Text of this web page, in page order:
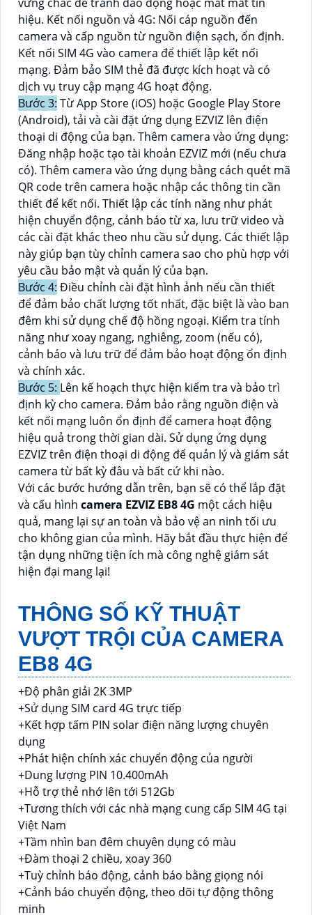
hiệu. Kết nối nguồn và 4G: Nối cáp nguồn đến
camera và cấp nguồn từ nguồn điện sạch, ổn định.
Kết nối SIM 4G vào camera để thiết lập kết nối
mạng. Đảm bảo SIM thẻ đã được kích hoạt và có
dịch vụ truy cập mạng 4G hoạt động.
Bước 3: Từ App Store (iOS) hoặc Google Play Store
(Android), tải và cài đặt ứng dụng EZVIZ lên điện
thoại di động của bạn. Thêm camera vào ứng dụng:
Đăng nhập hoặc tạo tài khoản EZVIZ mới (nếu chưa
có). Thêm camera vào ứng dụng bằng cách quét mã
QR code trên camera hoặc nhập các thông tin cần
thiết để kết nối. Thiết lập các tính năng như phát
hiện chuyển động, cảnh báo từ xa, lưu trữ video và
các cài đặt khác theo nhu cầu sử dụng. Các thiết lập
này giúp bạn tùy chỉnh camera sao cho phù hợp với
yêu cầu bảo mật và quản lý của bạn.
Bước 4: Điều chỉnh cài đặt hình ảnh nếu cần thiết
để đảm bảo chất lượng tốt nhất, đặc biệt là vào ban
đêm khi sử dụng chế độ hồng ngoại. Kiểm tra tính
năng như xoay ngang, nghiêng, zoom (nếu có),
cảnh báo và lưu trữ để đảm bảo hoạt động ổn định
và chính xác.
Bước 5: Lên kế hoạch thực hiện kiểm tra và bảo trì
định kỳ cho camera. Đảm bảo rằng nguồn điện và
kết nối mạng luôn ổn định để camera hoạt động
hiệu quả trong thời gian dài. Sử dụng ứng dụng
EZVIZ trên điện thoại di động để quản lý và giám sát
camera từ bất kỳ đâu và bất cứ khi nào.
Với các bước hướng dẫn trên, bạn sẽ có thể lắp đặt
và cấu hình camera EZVIZ EB8 4G một cách hiệu
quả, mang lại sự an toàn và bảo vệ an ninh tối ưu
cho không gian của mình. Hãy bắt đầu thực hiện để
tận dụng những tiện ích mà công nghệ giám sát
hiện đại mang lại!
THÔNG SỐ KỸ THUẬT
VƯỢT TRỘI CỦA CAMERA
EB8 4G
+Độ phân giải 2K 3MP
+Sử dụng SIM card 4G trực tiếp
+Kết hợp tấm PIN solar điện năng lượng chuyên
dụng
+Phát hiện chính xác chuyển động của người
+Dung lượng PIN 10.400mAh
+Hỗ trợ thẻ nhớ lên tới 512Gb
+Tương thích với các nhà mạng cung cấp SIM 4G tại
Việt Nam
+Tầm nhìn ban đêm chuyên dụng có màu
+Đàm thoại 2 chiều, xoay 360
+Tuỳ chỉnh báo động, cảnh báo bằng giọng nói
+Cảnh báo chuyển động, theo dõi tự động thông
minh